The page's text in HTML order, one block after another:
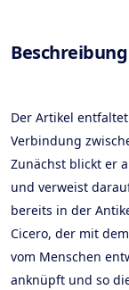
Beschreibung
Der Artikel
Verbindung
Zunächst blickt er
und verweist
bereits in der
Cicero, der mit
vom Menschen
anknüpft und so